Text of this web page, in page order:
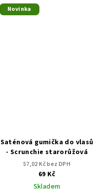
Novinka
Saténová gumička do vlasů
- Scrunchie starorůžová
57,02 Kč bez DPH
69 Kč
Skladem